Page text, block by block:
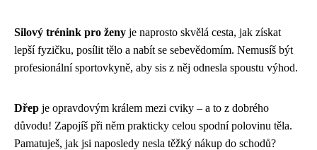
Silový trénink pro ženy je naprosto skvělá cesta, jak získat
lepší fyzičku, posílit tělo a nabít se sebevědomím. Nemusíš být
profesionální sportovkyně, aby sis z něj odnesla spoustu výhod.
Dřep je opravdovým králem mezi cviky – a to z dobrého
důvodu! Zapojíš při něm prakticky celou spodní polovinu těla.
Pamatuješ, jak jsi naposledy nesla těžký nákup do schodů?